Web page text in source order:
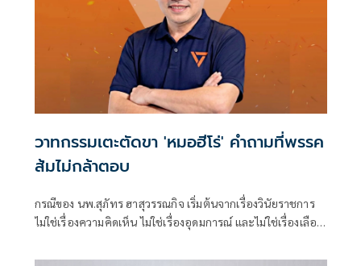
วาทกรรมเตะตัดขา 'หมอฮีโร่' คำถามที่พรรค
ส้มไม่กล้าตอบ
กรณีของ นพ.สุภัทร ฮาสุวรรณกิจ เริ่มต้นจากเรื่องวินัยราชการ
ไม่ใช่เรื่องความคิดเห็น ไม่ใช่เรื่องอุดมการณ์ และไม่ใช่เรื่องเลือก